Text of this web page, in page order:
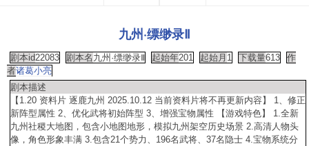
九州·缥缈录Ⅱ
剧本id22083 剧本名 九州·缥缈录Ⅱ 起始年201 起始月 1 下载量613
作
者诸葛小亮
剧本描述
【1.20 资料片 逐鹿九州 2025.10.12 当前资料片将不再更新内容】 1、修正
新阵型属性 2、优化武将初始阵型 3、增强宝物属性 【游戏特色】 1.全新
九州社稷大地图，包含小地图地形，模拟九州架空历史场景 2.高清人物头
像，角色形象丰满 3.包含21个势力、196名武将、37名隐士 4.宝物系统分